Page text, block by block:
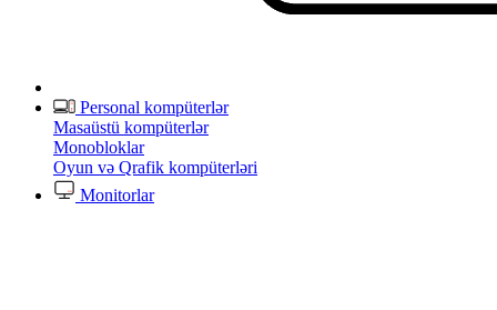
Personal kompüterlər
Masaüstü kompüterlər
Monobloklar
Oyun və Qrafik kompüterləri
Monitorlar